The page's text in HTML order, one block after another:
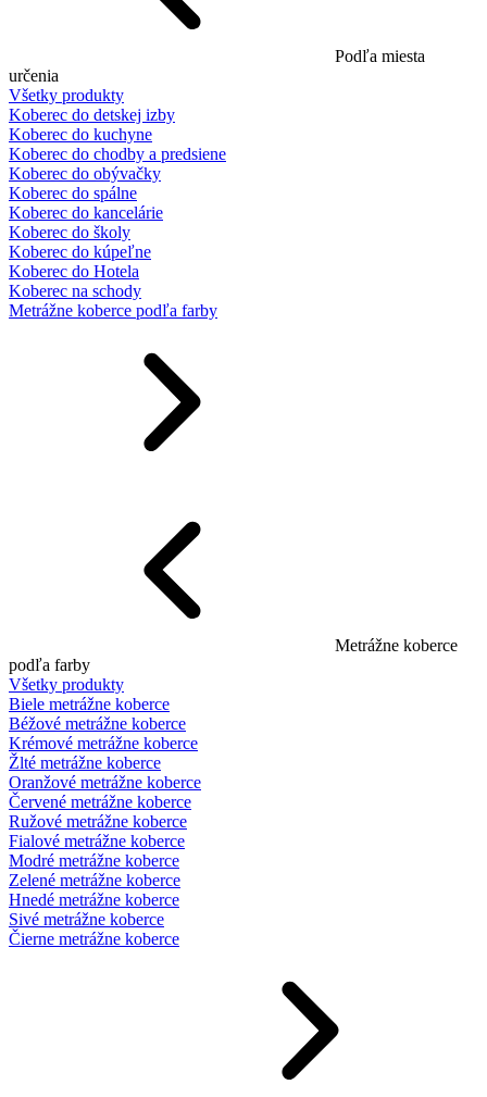
Podľa miesta
určenia
Všetky produkty
Koberec do detskej izby
Koberec do kuchyne
Koberec do chodby a predsiene
Koberec do obývačky
Koberec do spálne
Koberec do kancelárie
Koberec do školy
Koberec do kúpeľne
Koberec do Hotela
Koberec na schody
Metrážne koberce podľa farby
Metrážne koberce
podľa farby
Všetky produkty
Biele metrážne koberce
Béžové metrážne koberce
Krémové metrážne koberce
Žlté metrážne koberce
Oranžové metrážne koberce
Červené metrážne koberce
Ružové metrážne koberce
Fialové metrážne koberce
Modré metrážne koberce
Zelené metrážne koberce
Hnedé metrážne koberce
Sivé metrážne koberce
Čierne metrážne koberce